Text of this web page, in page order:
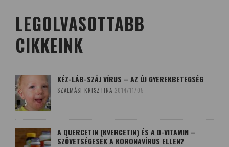
LEGOLVASOTTABB
CIKKEINK
KÉZ-LÁB-SZÁJ VÍRUS – AZ ÚJ GYEREKBETEGSÉG
SZALMÁSI KRISZTINA 2014/11/05
A QUERCETIN (KVERCETIN) ÉS A D-VITAMIN –
SZÖVETSÉGESEK A KORONAVÍRUS ELLEN?